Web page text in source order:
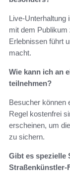
Live-Unterhaltung
mit dem
Erlebnissen führt
macht.
Wie kann ich an
teilnehmen?
Besucher können
Regel kostenfrei
erscheinen, um
zu sichern.
Gibt es spezielle
Straßenkünstler-